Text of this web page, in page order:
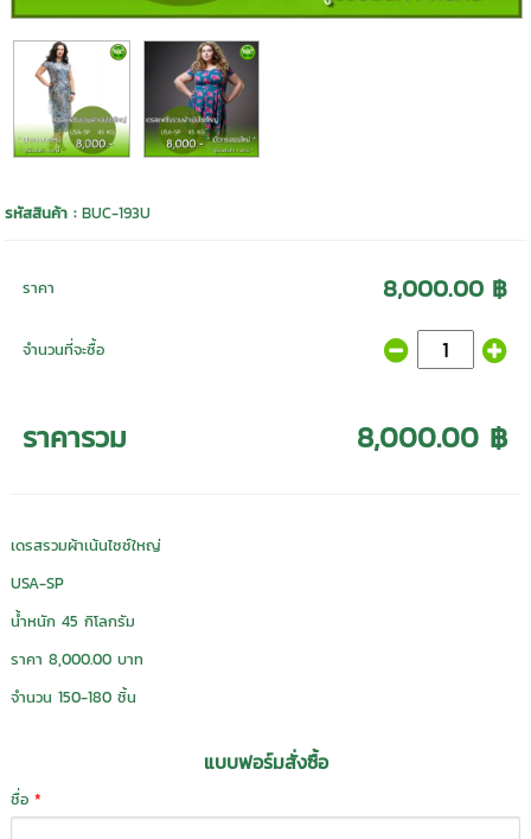
รหัสสินค้า :BUC-193U
ราคา 8,000.00 ฿
จำนวนที่จะซื้อ
ราคารวม 8,000.00 ฿
เดรสรวมผ้าเน้นไซซ์ใหญ่
USA-SP
น้ำหนัก 45 กิโลกรัม
ราคา 8,000.00 บาท
จำนวน 150-180 ชิ้น
แบบฟอร์มสั่งซื้อ
ชื่อ*